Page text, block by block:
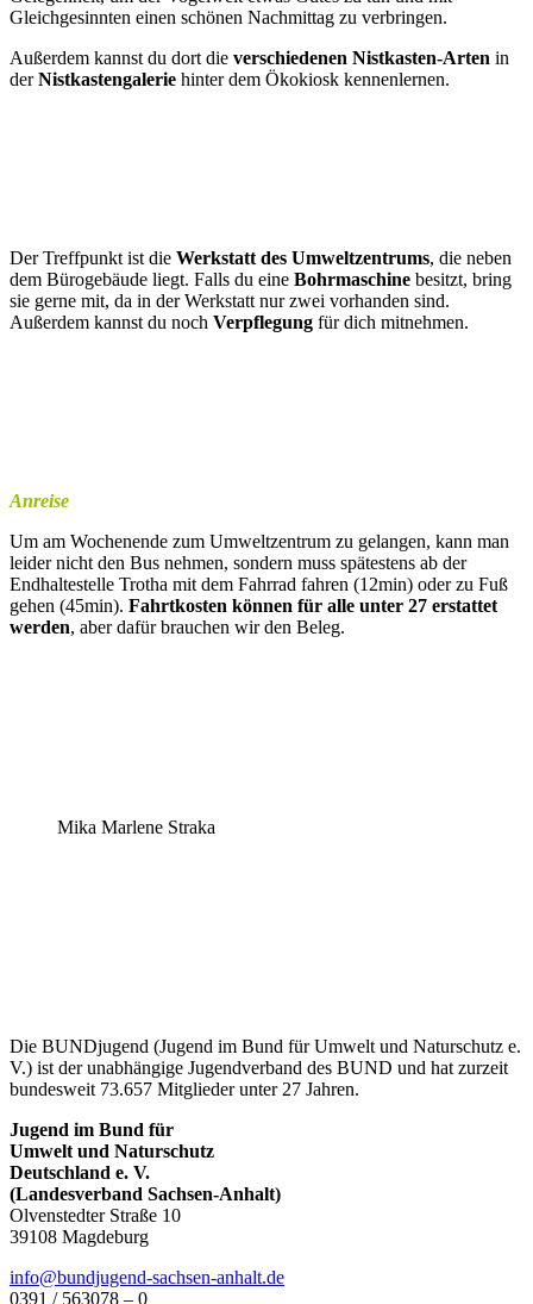
Gleichgesinnten einen schönen Nachmittag zu verbringen.
Außerdem kannst du dort die verschiedenen Nistkasten-Arten in
derNistkastengalerie hinter dem Ökokiosk kennenlernen.
Der Treffpunkt ist die Werkstatt des Umweltzentrums, die neben
dem Bürogebäude liegt. Falls du eine Bohrmaschine besitzt, bring
sie gerne mit, da in der Werkstatt nur zwei vorhanden sind.
Außerdem kannst du noch Verpflegung für dich mitnehmen.
Anreise
Um am Wochenende zum Umweltzentrum zu gelangen, kann man
leider nicht den Bus nehmen, sondern muss spätestens ab der
Endhaltestelle Trotha mit dem Fahrrad fahren (12min) oder zu Fuß
gehen (45min). Fahrtkosten können für alle unter 27 erstattet
werden, aber dafür brauchen wir den Beleg.
Mika Marlene Straka
Die BUNDjugend (Jugend im Bund für Umwelt und Naturschutz e.
V.) ist der unabhängige Jugendverband des BUND und hat zurzeit
bundesweit 73.657 Mitglieder unter 27 Jahren.
Jugend im Bund für
Umwelt und Naturschutz
Deutschland e. V.
(Landesverband Sachsen-Anhalt)
Olvenstedter Straße 10
39108 Magdeburg
ed.tlahna-neshcas-dnegujdnub@ofni
0391 / 563078 – 0